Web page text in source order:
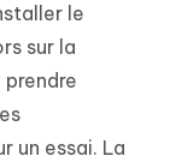
le
sur la
un essai. La